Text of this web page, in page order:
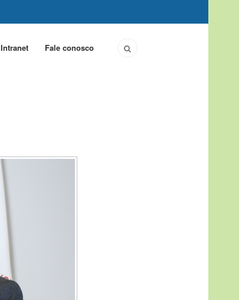
Intranet Fale conosco